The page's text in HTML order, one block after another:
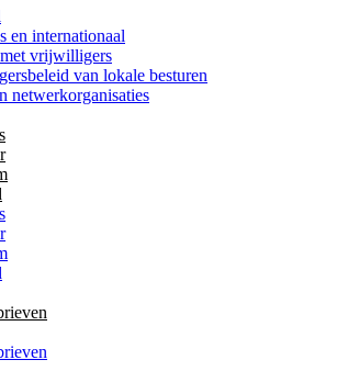
en internationaal
vrijwilligers
van lokale besturen
netwerkorganisaties